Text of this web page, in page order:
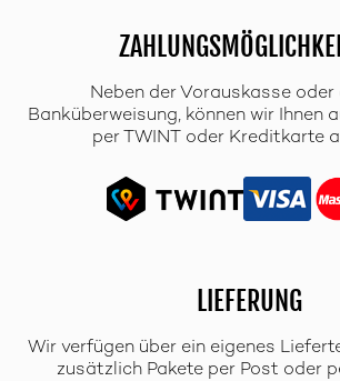
Neben der Vorauskasse
Banküberweisung, können wir Ihnen
per TWINT oder Kreditkarte
LIEFERUNG
Wir verfügen über ein eigenes
zusätzlich Pakete per Post oder